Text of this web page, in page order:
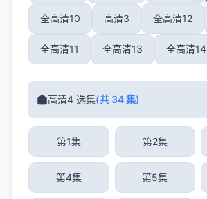
全高清10 高清3 全高清12
全高清11 全高清13 全高清14
高清4 选集(共 34 集)
第1集 第2集
第4集 第5集